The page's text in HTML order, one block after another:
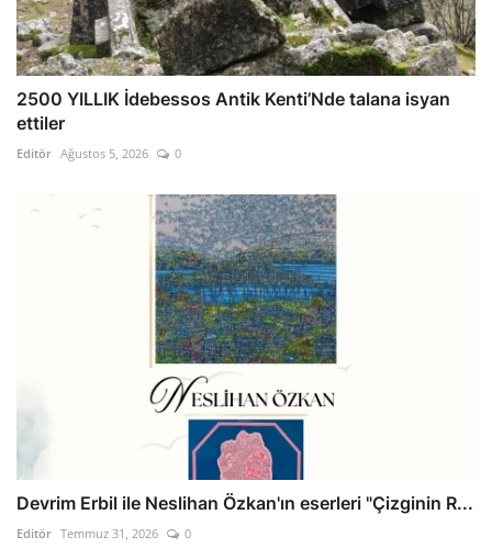
2500 YILLIK İdebessos Antik Kenti’Nde talana isyan
ettiler
Editör Ağustos 5, 2026 0
Devrim Erbil ile Neslihan Özkan'ın eserleri "Çizginin R...
Editör Temmuz 31, 2026 0